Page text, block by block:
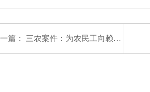
篇： 三农案件：为农民工向赖帐者追讨血汗钱